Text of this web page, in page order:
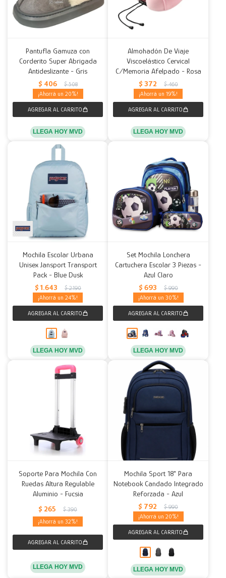
Pantufla Gamuza con
Corderito Super Abrigada
Antideslizante - Gris
$ 406 $ 508
20
LLEGA HOY MVD
Almohadón De Viaje
Viscoelástico Cervical
C/Memoria Afelpado - Rosa
$ 372 $ 460
19
LLEGA HOY MVD
Mochila Escolar Urbana
Unisex Jansport Transport
Pack - Blue Dusk
$ 1.643 $ 2.190
24
LLEGA HOY MVD
Set Mochila Lonchera
Cartuchera Escolar 3 Piezas -
Azul Claro
$ 693 $ 990
30
LLEGA HOY MVD
Soporte Para Mochila Con
Ruedas Altura Regulable
Aluminio - Fucsia
$ 265 $ 390
32
LLEGA HOY MVD
Mochila Sport 18" Para
Notebook Candado Integrado
Reforzada - Azul
$ 792 $ 990
20
LLEGA HOY MVD